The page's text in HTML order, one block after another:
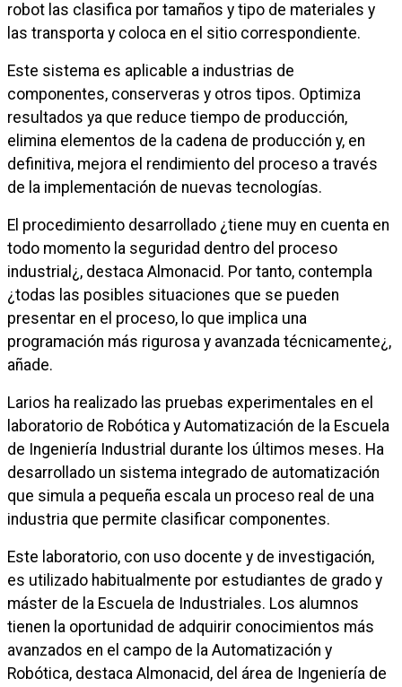
robot las clasifica por tamaños y tipo de materiales y
las transporta y coloca en el sitio correspondiente.
Este sistema es aplicable a industrias de
componentes, conserveras y otros tipos. Optimiza
resultados ya que reduce tiempo de producción,
elimina elementos de la cadena de producción y, en
definitiva, mejora el rendimiento del proceso a través
de la implementación de nuevas tecnologías.
El procedimiento desarrollado ¿tiene muy en cuenta en
todo momento la seguridad dentro del proceso
industrial¿, destaca Almonacid. Por tanto, contempla
¿todas las posibles situaciones que se pueden
presentar en el proceso, lo que implica una
programación más rigurosa y avanzada técnicamente¿,
añade.
Larios ha realizado las pruebas experimentales en el
laboratorio de Robótica y Automatización de la Escuela
de Ingeniería Industrial durante los últimos meses. Ha
desarrollado un sistema integrado de automatización
que simula a pequeña escala un proceso real de una
industria que permite clasificar componentes.
Este laboratorio, con uso docente y de investigación,
es utilizado habitualmente por estudiantes de grado y
máster de la Escuela de Industriales. Los alumnos
tienen la oportunidad de adquirir conocimientos más
avanzados en el campo de la Automatización y
Robótica, destaca Almonacid, del área de Ingeniería de